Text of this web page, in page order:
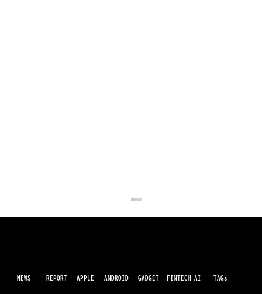
NEWS REPORT APPLE ANDROID GADGET FINTECH AI TAGs